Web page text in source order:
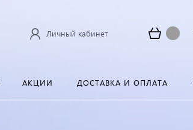
Личный кабинет
АКЦИИ ДОСТАВКА И ОПЛАТА